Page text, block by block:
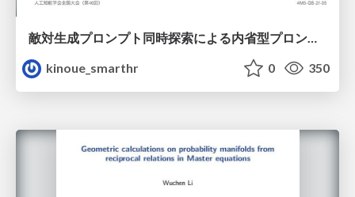
敵対生成プロンプト同時探索による内省型プロンプト最適化
kinoue_smarthr
0 350